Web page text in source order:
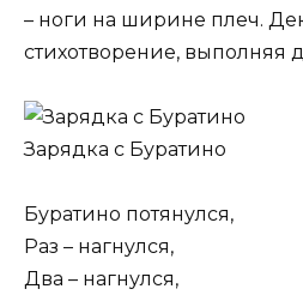
– ноги на ширине плеч.
стихотворение, выполняя
Зарядка с Буратино
Буратино потянулся,
Раз – нагнулся,
Два – нагнулся,